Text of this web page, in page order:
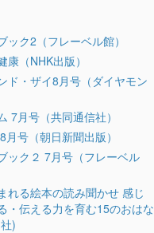
ック2（フレーベル館）
康（NHK出版）
ド・ザイ8月号（ダイヤモン
7月号（共同通信社）
月号（朝日新聞出版）
ック２ 7月号（フレーベル
れる絵本の読み聞かせ 感じ
・伝える力を育む15のおはな
)